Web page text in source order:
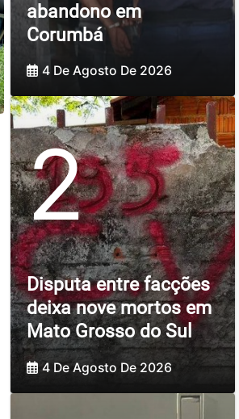
abandono em
Corumbá
4 De Agosto De 2026
2
Disputa entre facções
deixa nove mortos em
Mato Grosso do Sul
4 De Agosto De 2026